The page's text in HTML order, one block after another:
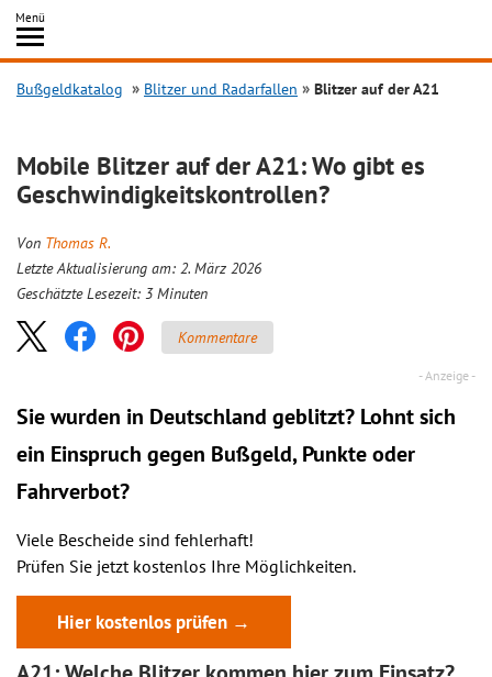
Inhalt
springen
Menü
Search
Bußgeldkatalog Blitzer und Radarfallen Blitzer auf der A21
Mobile Blitzer auf der A21: Wo gibt es
Geschwindigkeitskontrollen?
Von Thomas R.
Letzte Aktualisierung am: 2. März 2026
Geschätzte Lesezeit: 3 Minuten
Kommentare
Sie wurden in Deutschland geblitzt? Lohnt sich
ein Einspruch gegen Bußgeld, Punkte oder
Fahrverbot?
Viele Bescheide sind fehlerhaft!
Prüfen Sie jetzt kostenlos Ihre Möglichkeiten.
Hier kostenlos prüfen →